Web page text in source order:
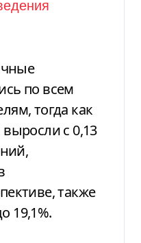
по всем
тогда как
с 0,13
также
19,1%.